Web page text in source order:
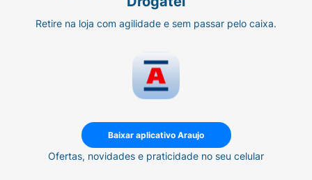
Retire na loja com agilidade e sem passar pelo caixa.
Baixar aplicativo Araujo
Ofertas, novidades e praticidade no seu celular